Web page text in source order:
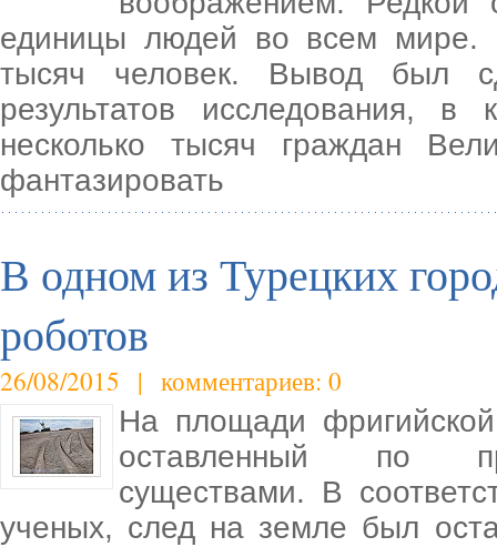
единицы людей во всем мире.
тысяч человек. Вывод был
результатов исследования,
несколько тысяч граждан
фантазировать
В одном из Турецких
роботов
26/08/2015 | комментариев: 0
На площади
оставленный по
существами. В
ученых, след на земле был